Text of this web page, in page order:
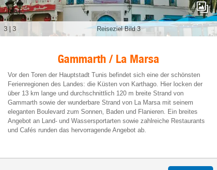
Reiseziel Bild 3
3 3
Gammarth / La Marsa
Vor den Toren der Hauptstadt Tunis befindet sich eine der schönsten
Ferienregionen des Landes: die Küsten von Karthago. Hier locken der
über 13 km lange und durchschnittlich 120 m breite Strand von
Gammarth sowie der wunderbare Strand von La Marsa mit seinem
eleganten Boulevard zum Sonnen, Baden und Flanieren. Ein breites
Angebot an Land- und Wassersportarten sowie zahlreiche Restaurants
und Cafés runden das hervorragende Angebot ab.